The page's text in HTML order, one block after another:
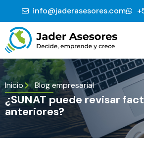
info@jaderasesores.com
Inicio Blog empresarial
¿SUNAT puede revisar
anteriores?